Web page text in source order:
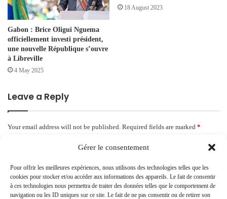
Gérer le consentement
Pour offrir les meilleures expériences, nous utilisons des technologies telles que les
cookies pour stocker et/ou accéder aux informations des appareils. Le fait de consentir
à ces technologies nous permettra de traiter des données telles que le comportement de
navigation ou les ID uniques sur ce site. Le fait de ne pas consentir ou de retirer son
Gabon : Brice Oligui Nguema
officiellement investi président,
une nouvelle République s’ouvre
à Libreville
4 May 2025
18 August 2023
Leave a Reply
Your email address will not be published. Required fields are marked *
m
m